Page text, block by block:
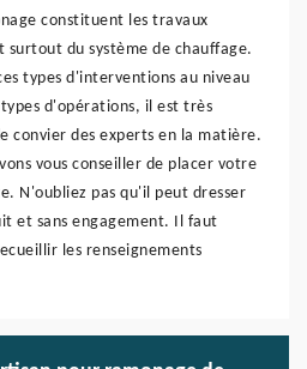
constituent les travaux
surtout du système de chauffage.
types d'interventions au niveau
d'opérations, il est très
convier des experts en la matière.
vous conseiller de placer votre
N'oubliez pas qu'il peut dresser
et sans engagement. Il faut
les renseignements